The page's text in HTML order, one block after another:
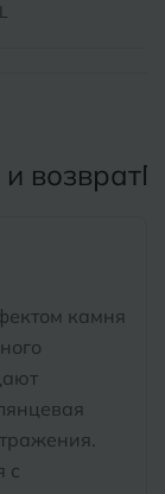
возврат
камня
с